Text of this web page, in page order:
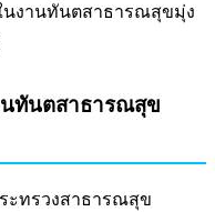
งานทันตสาธารณสุขมุ่ง
นทันตสาธารณสุข
ะทรวงสาธารณสุข